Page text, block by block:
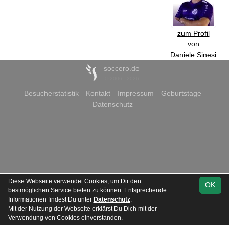
zum Profil
von
Daniele Sinesi
soccero.de
Besucherstatistik Kontakt Impressum
Geburtstage
Datenschutz
OK
Diese Webseite verwendet Cookies, um Dir den
bestmöglichen Service bieten zu können. Entsprechende
Informationen findest Du unter Datenschutz.
Mit der Nutzung der Webseite erklärst Du Dich mit der
Verwendung von Cookies einverstanden.